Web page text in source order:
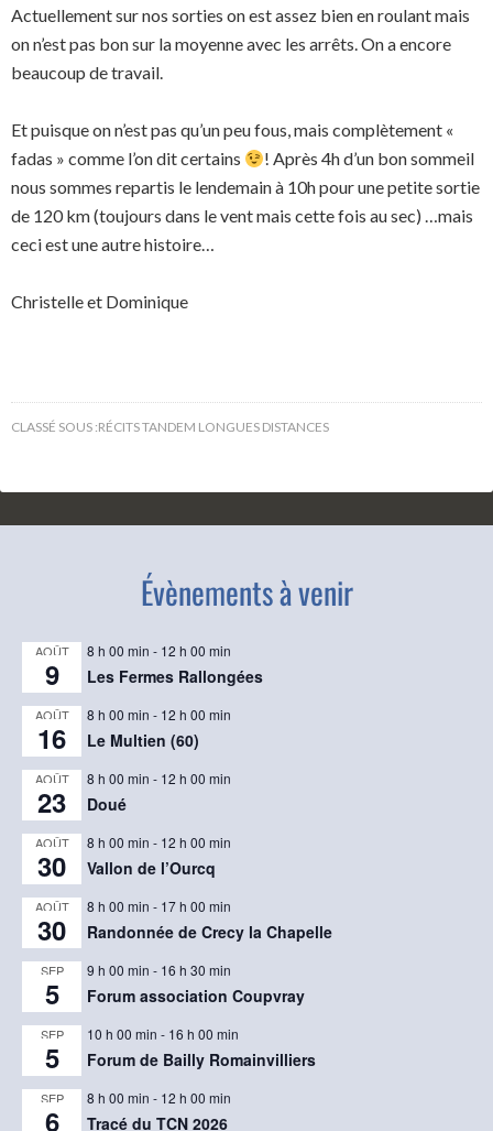
Actuellement sur nos sorties on est assez bien en roulant mais
on n’est pas bon sur la moyenne avec les arrêts. On a encore
beaucoup de travail.
Et puisque on n’est pas qu’un peu fous, mais complètement «
fadas » comme l’on dit certains
! Après 4h d’un bon sommeil
nous sommes repartis le lendemain à 10h pour une petite sortie
de 120 km (toujours dans le vent mais cette fois au sec) …mais
ceci est une autre histoire…
Christelle et Dominique
CLASSÉ SOUS :RÉCITS TANDEM LONGUES DISTANCES
Évènements à venir
AOÛT
9
8 h 00 min - 12 h 00 min
Les Fermes Rallongées
AOÛT
16
8 h 00 min - 12 h 00 min
Le Multien (60)
AOÛT
23
8 h 00 min - 12 h 00 min
Doué
AOÛT
30
8 h 00 min - 12 h 00 min
Vallon de l’Ourcq
AOÛT
30
8 h 00 min - 17 h 00 min
Randonnée de Crecy la Chapelle
SEP
5
9 h 00 min - 16 h 30 min
Forum association Coupvray
SEP
5
10 h 00 min - 16 h 00 min
Forum de Bailly Romainvilliers
SEP
6
8 h 00 min - 12 h 00 min
Tracé du TCN 2026